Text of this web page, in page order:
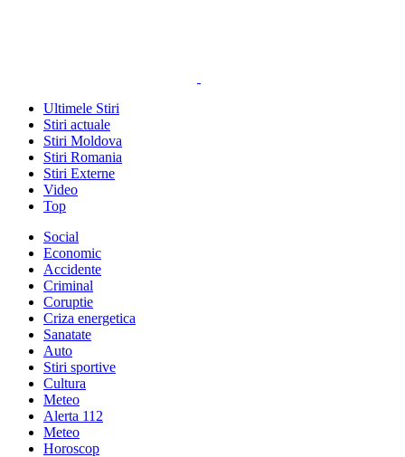
Ultimele Stiri
Stiri actuale
Stiri Moldova
Stiri Romania
Stiri Externe
Video
Top
Social
Economic
Accidente
Criminal
Coruptie
Criza energetica
Sanatate
Auto
Stiri sportive
Cultura
Meteo
Alerta 112
Meteo
Horoscop